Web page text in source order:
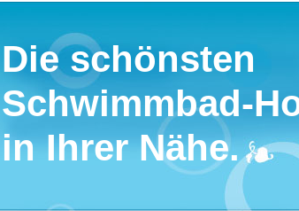
Die schönsten
Schwimmbad-
in Ihrer Nähe.